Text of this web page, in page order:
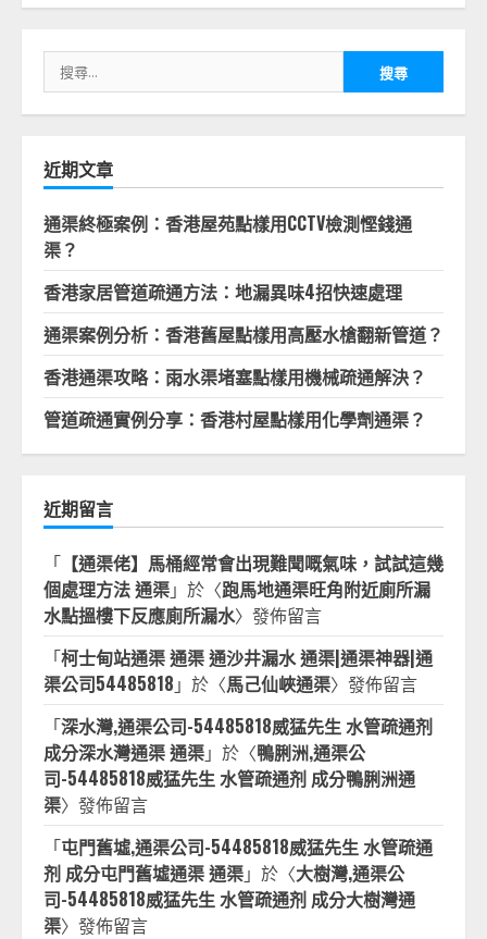
章
分
頁
尋
關
字:
近期文章
通渠終極案例：香港屋苑點樣用CCTV檢測慳錢通
渠？
香港家居管道疏通方法：地漏異味4招快速處理
通渠案例分析：香港舊屋點樣用高壓水槍翻新管道？
香港通渠攻略：雨水渠堵塞點樣用機械疏通解決？
管道疏通實例分享：香港村屋點樣用化學劑通渠？
近期留言
「 【通渠佬】馬桶經常會出現難聞嘅氣味，試試這幾
個處理方法 通渠」於〈跑馬地通渠旺角附近廁所漏
水點搵樓下反應廁所漏水〉發佈留言
「柯士甸站通渠 通渠 通沙井漏水 通渠|通渠神器|通
渠公司54485818 」於〈馬己仙峽通渠〉發佈留言
「深水灣,通渠公司-54485818威猛先生 水管疏通剂
成分深水灣通渠 通渠」於〈鴨脷洲,通渠公
司-54485818威猛先生 水管疏通剂 成分鴨脷洲通
渠〉發佈留言
「屯門舊墟,通渠公司-54485818威猛先生 水管疏通
剂 成分屯門舊墟通渠 通渠」於〈大樹灣,通渠公
司-54485818威猛先生 水管疏通剂 成分大樹灣通
渠〉發佈留言